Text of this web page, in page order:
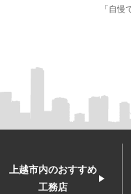
「自
上越市内のおすすめ
工務店